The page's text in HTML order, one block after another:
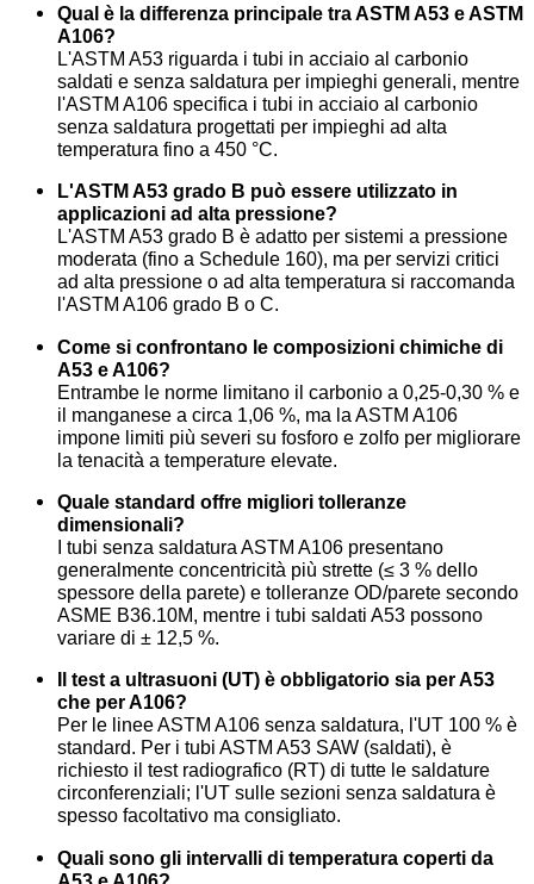
Qual è la differenza principale tra ASTM A53 e ASTM
A106?
L'ASTM A53 riguarda i tubi in acciaio al carbonio
saldati e senza saldatura per impieghi generali, mentre
l'ASTM A106 specifica i tubi in acciaio al carbonio
senza saldatura progettati per impieghi ad alta
temperatura fino a 450 °C.
L'ASTM A53 grado B può essere utilizzato in
applicazioni ad alta pressione?
L'ASTM A53 grado B è adatto per sistemi a pressione
moderata (fino a Schedule 160), ma per servizi critici
ad alta pressione o ad alta temperatura si raccomanda
l'ASTM A106 grado B o C.
Come si confrontano le composizioni chimiche di
A53 e A106?
Entrambe le norme limitano il carbonio a 0,25-0,30 % e
il manganese a circa 1,06 %, ma la ASTM A106
impone limiti più severi su fosforo e zolfo per migliorare
la tenacità a temperature elevate.
Quale standard offre migliori tolleranze
dimensionali?
I tubi senza saldatura ASTM A106 presentano
generalmente concentricità più strette (≤ 3 % dello
spessore della parete) e tolleranze OD/parete secondo
ASME B36.10M, mentre i tubi saldati A53 possono
variare di ± 12,5 %.
Il test a ultrasuoni (UT) è obbligatorio sia per A53
che per A106?
Per le linee ASTM A106 senza saldatura, l'UT 100 % è
standard. Per i tubi ASTM A53 SAW (saldati), è
richiesto il test radiografico (RT) di tutte le saldature
circonferenziali; l'UT sulle sezioni senza saldatura è
spesso facoltativo ma consigliato.
Quali sono gli intervalli di temperatura coperti da